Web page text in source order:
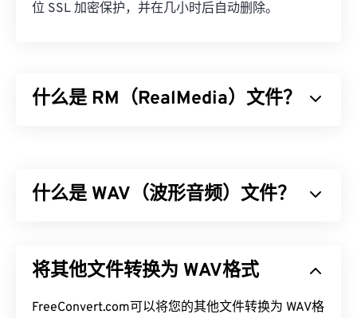
位 SSL 加密保护，并在几小时后自动删除。
什么是 RM（RealMedia）文件？
视频，使用 RealAudio 编解码器压缩音频。
RM 文件是一种专有格式，默认使用RealPlayer
（由
RealPlayer，请点击此处下载。
什么是 WAV（波形音频）文件？
式 (RIFF)进行迭代的成果。WAV 文件比M4A
MP3
使用。然而，它们的音质确实优于 M4A 和 MP3。
将其他文件转换为 WAV格式
FreeConvert.com可以将您的其他文件转换为 WAV格